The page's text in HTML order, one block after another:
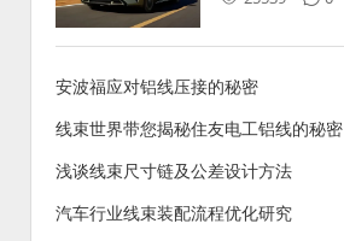
安波福应对铝线压接的秘密
线束世界带您揭秘住友电工铝线的秘密
浅谈线束尺寸链及公差设计方法
汽车行业线束装配流程优化研究